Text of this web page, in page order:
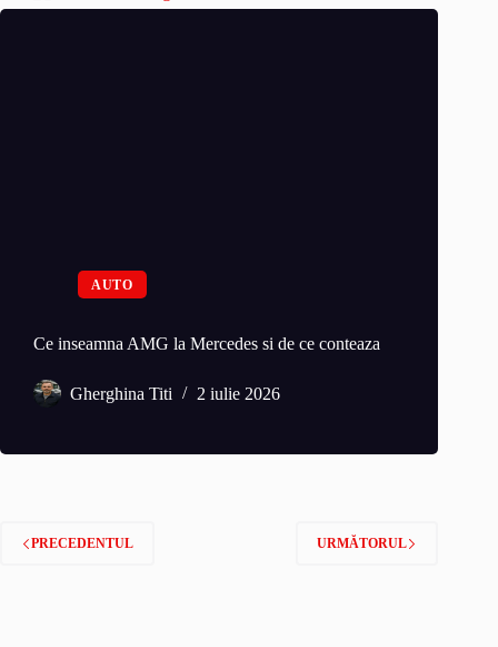
AUTO
Ce inseamna AMG la Mercedes si de ce conteaza
Gherghina Titi 2 iulie 2026
PRECEDENTUL URMĂTORUL